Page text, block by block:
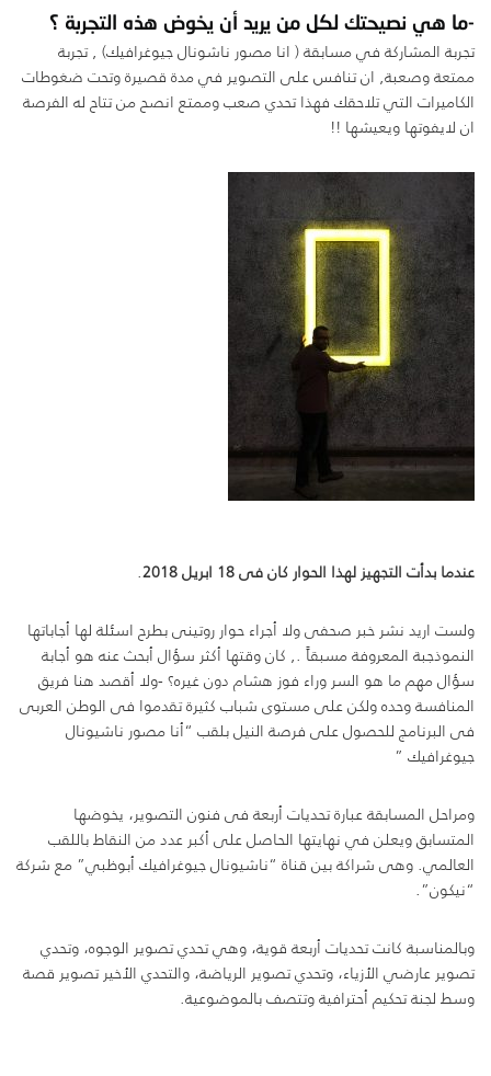
-ما هي نصيحتك لكل من يريد أن يخوض هذه التجربة ؟
تجربة المشاركة في مسابقة ( انا مصور ناشونال جيوغرافيك) , تجربة
ممتعة وصعبة, ان تنافس على التصوير في مدة قصيرة وتحت ضغوطات
الكاميرات التي تلاحقك فهذا تحدي صعب وممتع انصح من تتاح له الفرصة
ان لايفوتها ويعيشها !!
عندما بدأت التجهيز لهذا الحوار كان فى 18 ابريل 2018
.
ولست اريد نشر خبر صحفى ولا أجراء حوار روتينى بطرح اسئلة لها أجاباتها
النموذجبة المعروفة مسبقاً ., كان وقتها أكثر سؤال أبحث عنه هو أجابة
سؤال مهم ما هو السر وراء فوز هشام دون غيره؟ -ولا أقصد هنا فريق
المنافسة وحده ولكن على مستوى شباب كثيرة تقدموا فى الوطن العربى
فى البرنامج للحصول على فرصة النيل بلقب “أنا مصور ناشيونال
جيوغرافيك ”
ومراحل المسابقة عبارة تحديات أربعة فى فنون التصوير، يخوضها
المتسابق ويعلن في نهايتها الحاصل على أكبر عدد من النقاط باللقب
العالمي. وهى شراكة بين قناة “ناشيونال جيوغرافيك أبوظبي” مع شركة
“نيكون”.
وبالمناسبة كانت تحديات أربعة قوية، وهي تحدي تصوير الوجوه، وتحدي
تصوير عارضي الأزياء، وتحدي تصوير الرياضة، والتحدي الأخير تصوير قصة
وسط لجنة تحكيم أحترافية وتتصف بالموضوعية.